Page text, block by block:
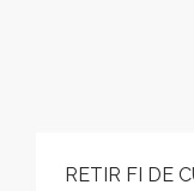
RETIR FI DE